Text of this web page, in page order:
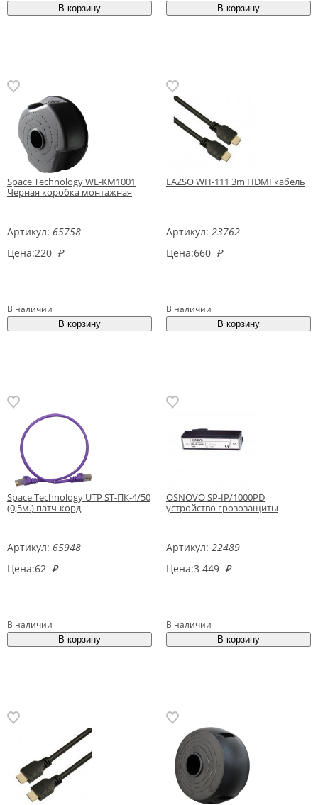
Space Technology WL-KM1001
Черная коробка монтажная
Артикул: 65758
Цена:220 ₽
В наличии
LAZSO WH-111 3m HDMI кабель
Артикул: 23762
Цена:660 ₽
В наличии
Space Technology UTP ST-ПК-4/50
(0,5м.) патч-корд
Артикул: 65948
Цена:62 ₽
В наличии
OSNOVO SP-IP/1000PD
устройство грозозащиты
Артикул: 22489
Цена:3 449 ₽
В наличии